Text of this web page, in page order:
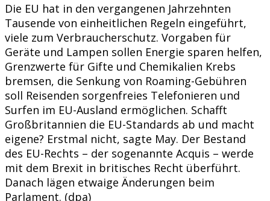
Die EU hat in den vergangenen Jahrzehnten
Tausende von einheitlichen Regeln eingeführt,
viele zum Verbraucherschutz. Vorgaben für
Geräte und Lampen sollen Energie sparen helfen,
Grenzwerte für Gifte und Chemikalien Krebs
bremsen, die Senkung von Roaming-Gebühren
soll Reisenden sorgenfreies Telefonieren und
Surfen im EU-Ausland ermöglichen. Schafft
Großbritannien die EU-Standards ab und macht
eigene? Erstmal nicht, sagte May. Der Bestand
des EU-Rechts – der sogenannte Acquis – werde
mit dem Brexit in britisches Recht überführt.
Danach lägen etwaige Änderungen beim
Parlament. (dpa)